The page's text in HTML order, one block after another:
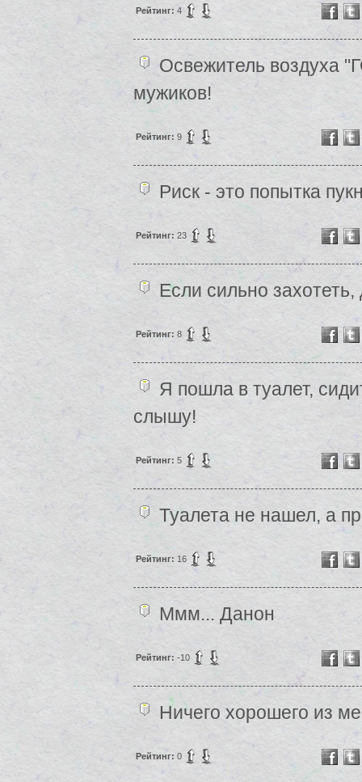
Рейтинг: 4
Освежитель воздуха
мужиков!
Рейтинг: 9
Риск - это попытка
Рейтинг: 23
Если сильно
Рейтинг: 8
Я пошла в туалет,
слышу!
Рейтинг: 5
Туалета не нашел, а
Рейтинг: 16
Ммм... Данон
Рейтинг: -10
Ничего хорошего из
Рейтинг: 0